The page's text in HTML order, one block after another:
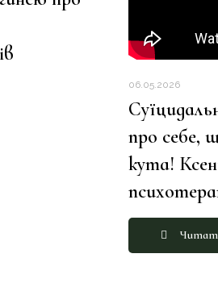
06.05.2026
про себе,
кута!